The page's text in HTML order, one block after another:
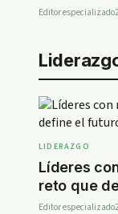
Editor especializado
LIDERAZGO
Líderes
reto que
Editor especializado